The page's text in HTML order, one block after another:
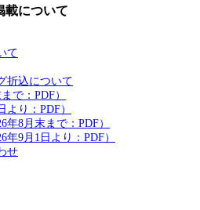
載について
て
折込について
で：PDF）
より：PDF）
8月末まで：PDF）
9月1日より：PDF）
せ